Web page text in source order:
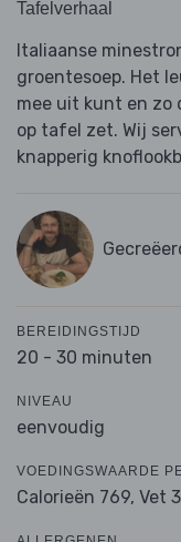
Tafelverhaal
Italiaanse
groentesoep. Het
mee uit kunt en zo
op tafel zet. Wij
knapperig
BEREIDINGSTIJD
20 - 30 minuten
NIVEAU
eenvoudig
VOEDINGSWAARDE
Calorieën 769, Vet